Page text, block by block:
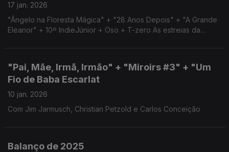
17 jan. 2026
"Ângelo na Floresta Mágica" + "28 Anos Depois" + "A Grande
Eleanor" + 10º IndieJúnior + Oso + T-zero As estreias da
"Pai, Mãe, Irmã, Irmão" + "Miroirs #3" + "Um
Fio de Baba Escarlat
10 jan. 2026
Com Jim Jarmusch, Christian Petzold e Carlos Conceição
Balanço de 2025